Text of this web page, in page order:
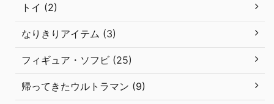
トイ (2)
なりきりアイテム (3)
フィギュア・ソフビ (25)
帰ってきたウルトラマン (9)